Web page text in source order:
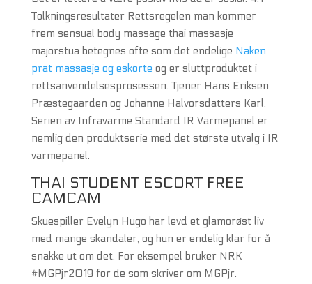
Tolkningsresultater Rettsregelen man kommer
frem sensual body massage thai massasje
majorstua betegnes ofte som det endelige Naken
prat massasje og eskorte og er sluttproduktet i
rettsanvendelsesprosessen. Tjener Hans Eriksen
Præstegaarden og Johanne Halvorsdatters Karl.
Serien av Infravarme Standard IR Varmepanel er
nemlig den produktserie med det største utvalg i IR
varmepanel.
THAI STUDENT ESCORT FREE
CAMCAM
Skuespiller Evelyn Hugo har levd et glamorøst liv
med mange skandaler, og hun er endelig klar for å
snakke ut om det. For eksempel bruker NRK
#MGPjr2019 for de som skriver om MGPjr.